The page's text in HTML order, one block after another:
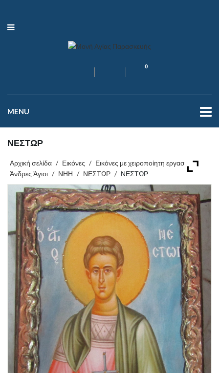
0
MENU
ΝΕΣΤΩΡ
Αρχική σελίδα / Εικόνες / Εικόνες με χειροποίητη εργασία
/
Άνδρες Άγιοι / ΝΗΗ / ΝΕΣΤΩΡ / ΝΕΣΤΩΡ